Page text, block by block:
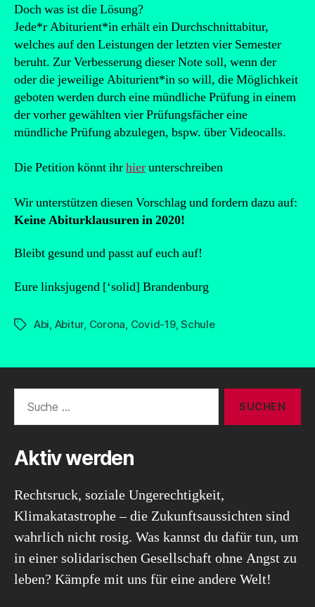
Doch was ist die Lösung?
Jede*r Abiturient*in erhält ein Durchschnittabitur,
welches auf den Leistungen der letzten vier Semester
beruht. Zur Verbesserung dieser Note soll, wenn der
oder die jeweilige Abiturient*in so will, die Möglichkeit
geboten werden durch eine mündliche Prüfung in einem
der vorher gewählten vier Prüfungsfächer eine
mündliche Prüfung abzulegen, bspw. über Videocalls.
Die Petition könnt ihrhierunterschreiben
Wir unterstützen diesen Vorschlag und fordern dazu auf:
Keine Abiturklausuren in 2020!
Bleibt gesund und passt auf euch auf!
Eure linksjugend [‘solid] Brandenburg
Schlagwörter
Abi Abitur, Corona Covid-19,Schule
nach:
Aktiv werden
Rechtsruck, soziale Ungerechtigkeit,
Klimakatastrophe – die Zukunftsaussichten sind
wahrlich nicht rosig. Was kannst du dafür tun, um
in einer solidarischen Gesellschaft ohne Angst zu
leben? Kämpfe mit uns für eine andere Welt!